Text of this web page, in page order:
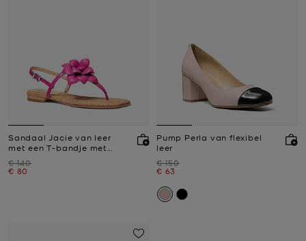
Sandaal Jacie van leer
met een T-bandje met
bloem
Was
€ 140
Nu
€ 80
Pump Perla van flexibel
leer
Was
€ 150
Nu
€ 63